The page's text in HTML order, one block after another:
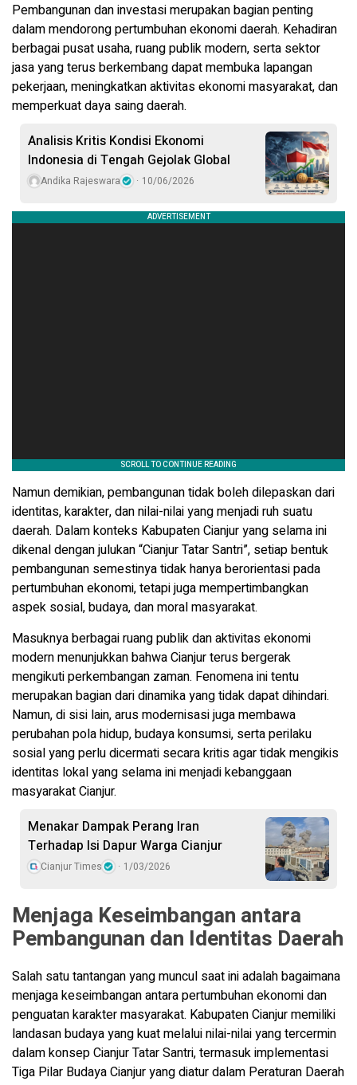
Pembangunan dan investasi merupakan bagian penting
dalam mendorong pertumbuhan ekonomi daerah. Kehadiran
berbagai pusat usaha, ruang publik modern, serta sektor
jasa yang terus berkembang dapat membuka lapangan
pekerjaan, meningkatkan aktivitas ekonomi masyarakat, dan
memperkuat daya saing daerah.
Analisis Kritis Kondisi Ekonomi
Indonesia di Tengah Gejolak Global
Andika Rajeswara 10/06/2026
Namun demikian, pembangunan tidak boleh dilepaskan dari
identitas, karakter, dan nilai-nilai yang menjadi ruh suatu
daerah. Dalam konteks Kabupaten Cianjur yang selama ini
dikenal dengan julukan “Cianjur Tatar Santri”, setiap bentuk
pembangunan semestinya tidak hanya berorientasi pada
pertumbuhan ekonomi, tetapi juga mempertimbangkan
aspek sosial, budaya, dan moral masyarakat.
Masuknya berbagai ruang publik dan aktivitas ekonomi
modern menunjukkan bahwa Cianjur terus bergerak
mengikuti perkembangan zaman. Fenomena ini tentu
merupakan bagian dari dinamika yang tidak dapat dihindari.
Namun, di sisi lain, arus modernisasi juga membawa
perubahan pola hidup, budaya konsumsi, serta perilaku
sosial yang perlu dicermati secara kritis agar tidak mengikis
identitas lokal yang selama ini menjadi kebanggaan
masyarakat Cianjur.
Menakar Dampak Perang Iran
Terhadap Isi Dapur Warga Cianjur
Cianjur Times 1/03/2026
Menjaga Keseimbangan antara
Pembangunan dan Identitas Daerah
Salah satu tantangan yang muncul saat ini adalah bagaimana
menjaga keseimbangan antara pertumbuhan ekonomi dan
penguatan karakter masyarakat. Kabupaten Cianjur memiliki
landasan budaya yang kuat melalui nilai-nilai yang tercermin
dalam konsep Cianjur Tatar Santri, termasuk implementasi
Tiga Pilar Budaya Cianjur yang diatur dalam Peraturan Daerah